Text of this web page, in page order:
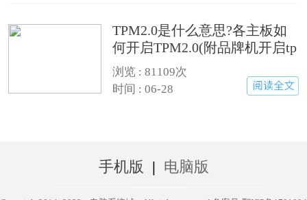
TPM2.0是什么意思?各主板如
何开启TPM2.0(附品牌机开启tp
m2.0方法)
浏览 :81109次
时间 : 06-28
手机版 | 电脑版